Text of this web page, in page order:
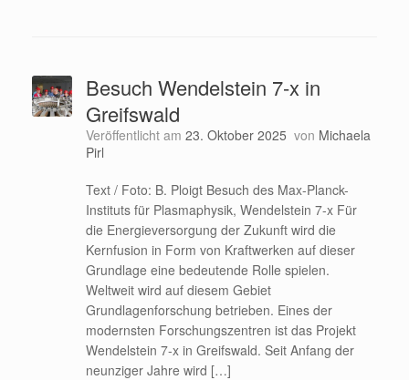
Besuch Wendelstein 7-x in
Greifswald
Veröffentlicht am 23. Oktober 2025 von Michaela
Pirl
Text / Foto: B. Ploigt Besuch des Max-Planck-
Instituts für Plasmaphysik, Wendelstein 7-x Für
die Energieversorgung der Zukunft wird die
Kernfusion in Form von Kraftwerken auf dieser
Grundlage eine bedeutende Rolle spielen.
Weltweit wird auf diesem Gebiet
Grundlagenforschung betrieben. Eines der
modernsten Forschungszentren ist das Projekt
Wendelstein 7-x in Greifswald. Seit Anfang der
neunziger Jahre wird […]